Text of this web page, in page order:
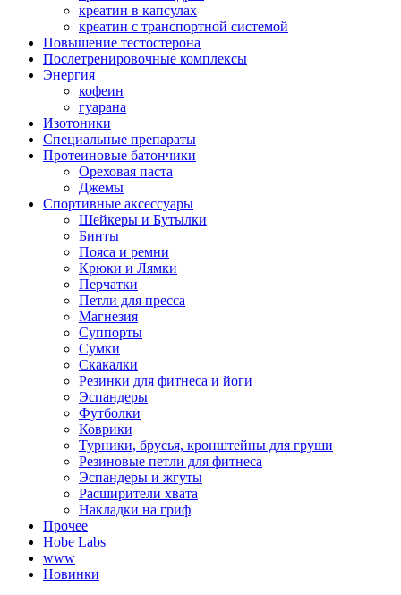
креатин в капсулах
креатин с транспортной системой
Повышение тестостерона
Послетренировочные комплексы
Энергия
кофеин
гуарана
Изотоники
Специальные препараты
Протеиновые батончики
Ореховая паста
Джемы
Спортивные аксессуары
Шейкеры и Бутылки
Бинты
Пояса и ремни
Крюки и Лямки
Перчатки
Петли для пресса
Магнезия
Суппорты
Сумки
Скакалки
Резинки для фитнеса и йоги
Эспандеры
Футболки
Коврики
Турники, брусья, кронштейны для груши
Резиновые петли для фитнеса
Эспандеры и жгуты
Расширители хвата
Накладки на гриф
Прочее
Hobe Labs
www
Новинки